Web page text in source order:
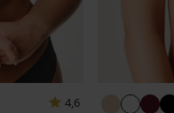
4,6